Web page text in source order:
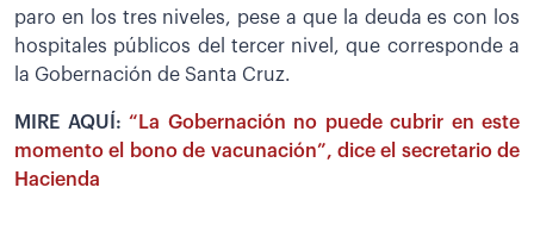
paro en los tres niveles, pese a que la deuda es con los
hospitales públicos del tercer nivel, que corresponde a
la Gobernación de Santa Cruz.
MIRE AQUÍ: “La Gobernación no puede cubrir en este
momento el bono de vacunación”, dice el secretario de
Hacienda